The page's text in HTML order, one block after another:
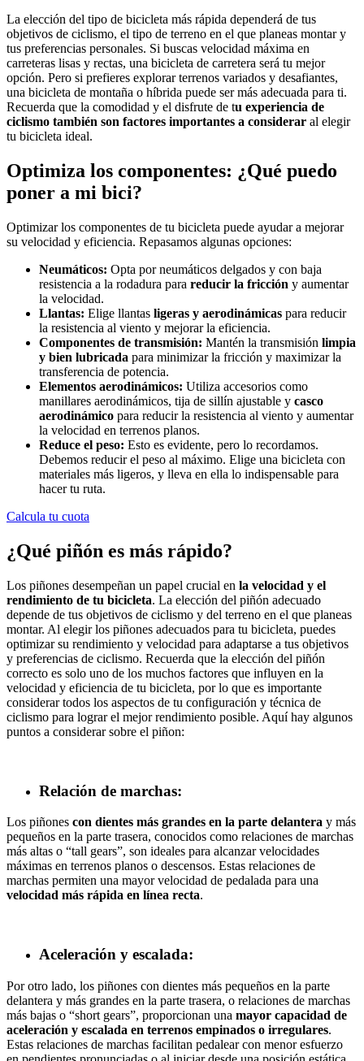
La elección del tipo de bicicleta más rápida dependerá de tus
objetivos de ciclismo, el tipo de terreno en el que planeas montar y
tus preferencias personales. Si buscas velocidad máxima en
carreteras lisas y rectas, una bicicleta de carretera será tu mejor
opción. Pero si prefieres explorar terrenos variados y desafiantes,
una bicicleta de montaña o híbrida puede ser más adecuada para ti.
Recuerda que la comodidad y el disfrute de tu experiencia de
ciclismo también son factores importantes a considerar al elegir
tu bicicleta ideal.
Optimiza los componentes: ¿Qué puedo
poner a mi bici?
Optimizar los componentes de tu bicicleta puede ayudar a mejorar
su velocidad y eficiencia. Repasamos algunas opciones:
Neumáticos: Opta por neumáticos delgados y con baja
resistencia a la rodadura para reducir la fricción y aumentar
la velocidad.
Llantas: Elige llantas ligeras y aerodinámicas para reducir
la resistencia al viento y mejorar la eficiencia.
Componentes de transmisión: Mantén la transmisión limpia
y bien lubricada para minimizar la fricción y maximizar la
transferencia de potencia.
Elementos aerodinámicos: Utiliza accesorios como
manillares aerodinámicos, tija de sillín ajustable y casco
aerodinámico para reducir la resistencia al viento y aumentar
la velocidad en terrenos planos.
Reduce el peso: Esto es evidente, pero lo recordamos.
Debemos reducir el peso al máximo. Elige una bicicleta con
materiales más ligeros, y lleva en ella lo indispensable para
hacer tu ruta.
Calcula tu cuota
¿Qué piñón es más rápido?
Los piñones desempeñan un papel crucial en la velocidad y el
rendimiento de tu bicicleta. La elección del piñón adecuado
depende de tus objetivos de ciclismo y del terreno en el que planeas
montar. Al elegir los piñones adecuados para tu bicicleta, puedes
optimizar su rendimiento y velocidad para adaptarse a tus objetivos
y preferencias de ciclismo. Recuerda que la elección del piñón
correcto es solo uno de los muchos factores que influyen en la
velocidad y eficiencia de tu bicicleta, por lo que es importante
considerar todos los aspectos de tu configuración y técnica de
ciclismo para lograr el mejor rendimiento posible. Aquí hay algunos
puntos a considerar sobre el piñon:
Relación de marchas:
Los piñones con dientes más grandes en la parte delantera y más
pequeños en la parte trasera, conocidos como relaciones de marchas
más altas o “tall gears”, son ideales para alcanzar velocidades
máximas en terrenos planos o descensos. Estas relaciones de
marchas permiten una mayor velocidad de pedalada para una
velocidad más rápida en línea recta.
Aceleración y escalada:
Por otro lado, los piñones con dientes más pequeños en la parte
delantera y más grandes en la parte trasera, o relaciones de marchas
más bajas o “short gears”, proporcionan una mayor capacidad de
aceleración y escalada en terrenos empinados o irregulares.
Estas relaciones de marchas facilitan pedalear con menor esfuerzo